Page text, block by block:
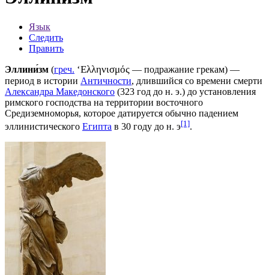
Язык
Следить
Править
Эллини́зм (греч. ‘Ελληνισμός — подражание грекам) —
период в истории Античности, длившийся со времени смерти
Александра Македонского (323 год до н. э.) до установления
римского господства на территории восточного
Средиземноморья, которое датируется обычно падением
эллинистического Египта в 30 году до н. э[1].